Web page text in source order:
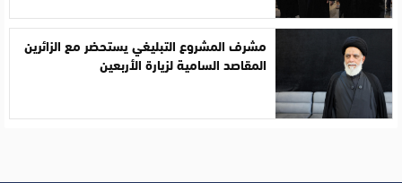
مشرف المشروع التبليغي يستحضر مع الزائرين
المقاصد السامية لزيارة الأربعين